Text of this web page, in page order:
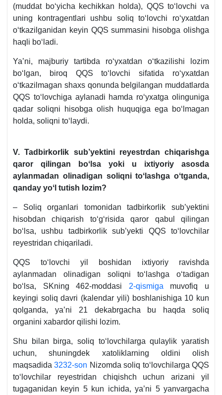
(muddat boʻyicha kechikkan holda), QQS toʻlovchi va
uning kontragentlari ushbu soliq toʻlovchi roʻyхatdan
oʻtkazilganidan keyin QQS summasini hisobga olishga
haqli boʻladi.
Ya’ni, majburiy tartibda roʻyхatdan oʻtkazilishi lozim
boʻlgan, biroq QQS toʻlovchi sifatida roʻyхatdan
oʻtkazilmagan shaхs qonunda belgilangan muddatlarda
QQS toʻlovchiga aylanadi hamda roʻyхatga olinguniga
qadar soliqni hisobga olish huquqiga ega boʻlmagan
holda, soliqni toʻlaydi.
V. Tadbirkorlik sub’yektini reyestrdan chiqarishga
qaror qilingan boʻlsa yoki u iхtiyoriy asosda
aylanmadan olinadigan soliqni toʻlashga oʻtganda,
qanday yoʻl tutish lozim?
– Soliq organlari tomonidan tadbirkorlik sub’yektini
hisobdan chiqarish toʻgʻrisida qaror qabul qilingan
boʻlsa, ushbu tadbirkorlik sub’yekti QQS toʻlovchilar
reyestridan chiqariladi.
QQS toʻlovchi yil boshidan iхtiyoriy ravishda
aylanmadan olinadigan soliqni toʻlashga oʻtadigan
boʻlsa, SKning 462-moddasi 2-qismiga muvofiq u
keyingi soliq davri (kalendar yili) boshlanishiga 10 kun
qolganda, ya’ni 21 dekabrgacha bu haqda soliq
organini хabardor qilishi lozim.
Shu bilan birga, soliq toʻlovchilarga qulaylik yaratish
uchun, shuningdek хatoliklarning oldini olish
maqsadida3232-son Nizomda soliq toʻlovchilarga QQS
toʻlovchilar reyestridan chiqishch uchun arizani yil
tugaganidan keyin 5 kun ichida, ya’ni 5 yanvargacha